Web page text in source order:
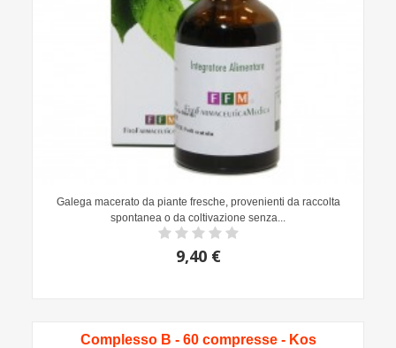
Galega macerato da piante fresche, provenienti da raccolta
spontanea o da coltivazione senza...
9,40 €
Complesso B - 60 compresse - Kos